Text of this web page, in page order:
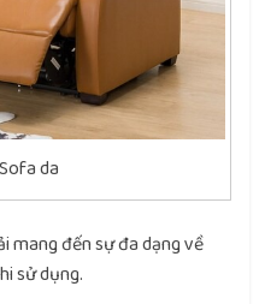
da
mang đến sự đa dạng về
sử dụng.